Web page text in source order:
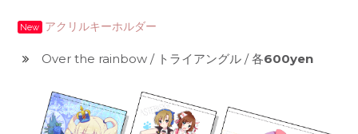
New アクリルキーホルダー
Over the rainbow / トライアングル / 各600yen